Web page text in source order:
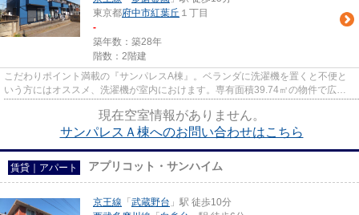
東京都府中市紅葉丘 １丁目
-
築年数：築28年
階数：2階建
こだわりポイント満載の『サンパレスA棟』。ベランダに洗濯機を置くと不便と
いう方にはオススメ、洗濯機が室内におけます。専有面積39.74㎡の物件で広々
現在空室情報がありません。
サンパレスＡ棟へのお問い合わせはこちら
賃貸｜アパート アプリコット・サンハイム
京王線 「 武蔵野台 」駅 徒歩10分